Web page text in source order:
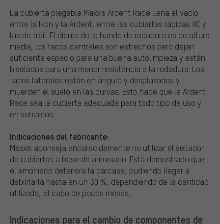
La cubierta plegable Maxxis Ardent Race llena el vacío
entre la Ikon y la Ardent, entre las cubiertas rápidas XC y
las de trail. El dibujo de la banda de rodadura es de altura
media, los tacos centrales son estrechos pero dejan
suficiente espacio para una buena autolimpieza y están
biselados para una menor resistencia a la rodadura. Los
tacos laterales están en ángulo y desplazados y
muerden el suelo en las curvas. Esto hace que la Ardent
Race sea la cubierta adecuada para todo tipo de uso y
en senderos.
Indicaciones del fabricante:
Maxxis aconseja encarecidamente no utilizar el sellador
de cubiertas a base de amoniaco. Está demostrado que
el amoniaco deteriora la carcasa, pudiendo llegar a
debilitarla hasta en un 30 %, dependiendo de la cantidad
utilizada, al cabo de pocos meses.
Indicaciones para el cambio de componentes de